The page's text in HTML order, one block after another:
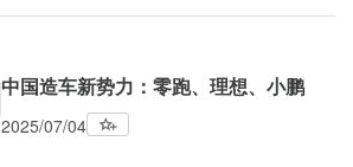
中国造车新势力：零跑、理想、小鹏
2025/07/04